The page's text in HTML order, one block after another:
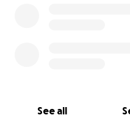
See all